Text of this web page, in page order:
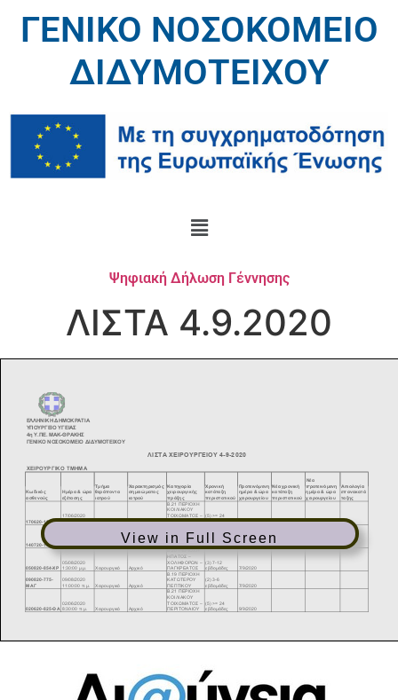
ΓΕΝΙΚΟ ΝΟΣΟΚΟΜΕΙΟ
ΔΙΔΥΜΟΤΕΙΧΟΥ
Ψηφιακή Δήλωση Γέννησης
ΛΙΣΤΑ 4.9.2020
View in Full Screen